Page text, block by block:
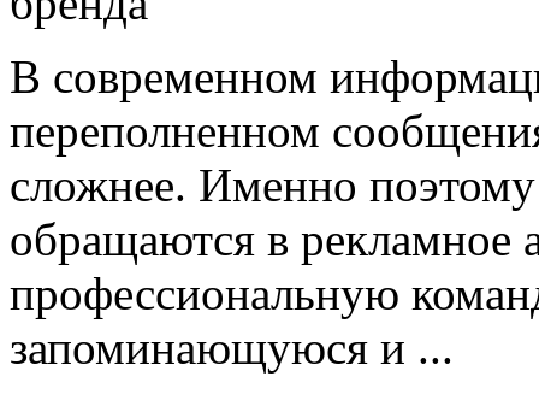
В современном
переполненном
сложнее. Именно
обращаются в рекламное
профессиональную
запоминающуюся и ...